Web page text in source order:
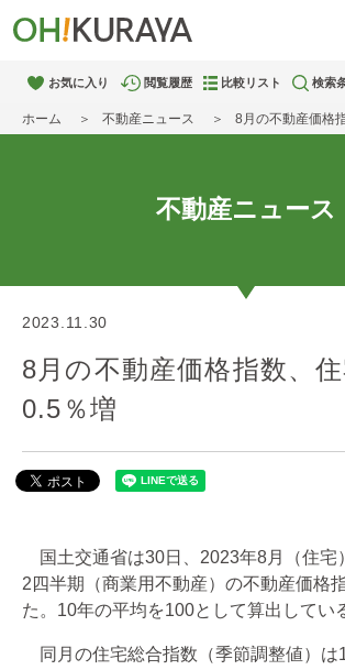
お気に入り 閲覧履歴 比較リスト 検索
ホーム 不動産ニュース 8月の不動産価格
不動産ニュース
2023.11.30
8月の不動産価格指数、
0.5％増
国土交通省は30日、2023年8月（住宅
2四半期（商業用不動産）の不動産価格
た。10年の平均を100として算出してい
同月の住宅総合指数（季節調整値）は